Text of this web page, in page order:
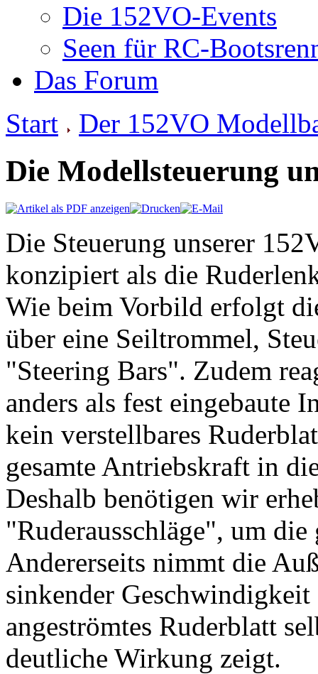
Die 152VO-Events
Seen für RC-
Das Forum
Start
Der 152VO
Die Modellsteuerung
Die Steuerung unserer
konzipiert als die
Wie beim Vorbild erfolgt
über eine Seiltrommel,
"Steering Bars". Zudem
anders als fest eingebaute
kein verstellbares
gesamte Antriebskraft in
Deshalb benötigen wir
"Ruderausschläge", um
Andererseits nimmt die
sinkender
angeströmtes Ruderblatt
deutliche Wirkung zeigt.